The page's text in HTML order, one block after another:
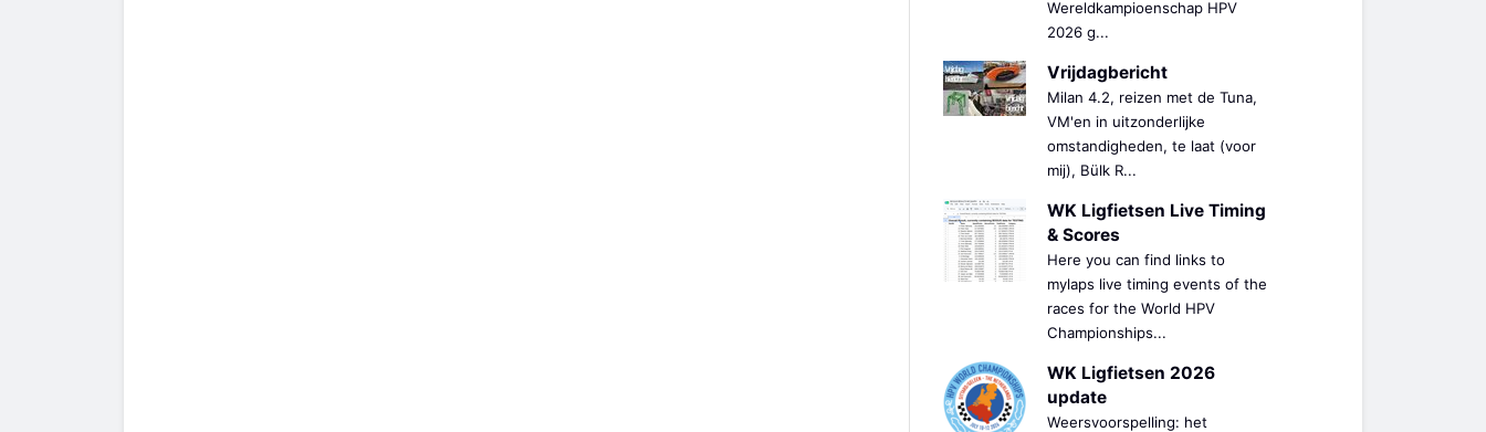
Wereldkampioenschap HPV
2026 g...
Vrijdagbericht
Milan 4.2, reizen met de Tuna,
VM'en in uitzonderlijke
omstandigheden, te laat (voor
mij), Bülk R...
WK Ligfietsen Live Timing
& Scores
Here you can find links to
mylaps live timing events of the
races for the World HPV
Championships...
WK Ligfietsen 2026
update
Weersvoorspelling: het